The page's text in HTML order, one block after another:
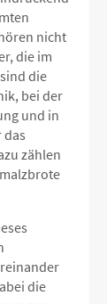
nicht
die im
die
bei der
und in
das
zählen
die